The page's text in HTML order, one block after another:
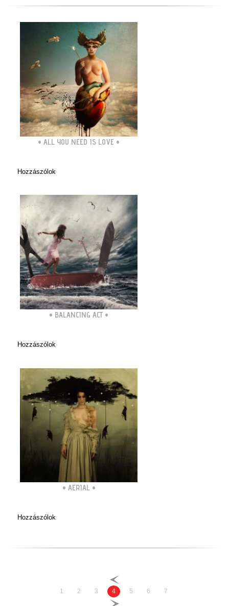
• ALL YOU NEED IS LOVE •
Hozzászólok
• BALANCING ACT •
Hozzászólok
• AERIAL•
Hozzászólok
1 2 3 4 5 6 7